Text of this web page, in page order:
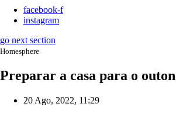
facebook-f
instagram
go next section
Homesphere
Preparar a casa para o
20 Ago, 2022, 11:29